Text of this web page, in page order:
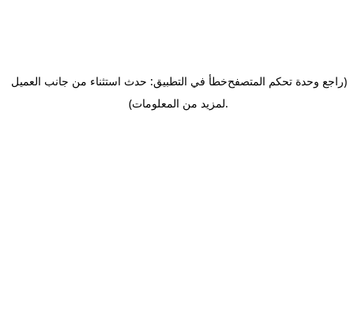
خطأ في التطبيق: حدث استثناء من جانب العميل(راجع وحدة تحكم المتصفح
لمزيد من المعلومات).